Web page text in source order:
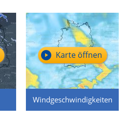
Windgeschwindigkeiten
Karte öffnen